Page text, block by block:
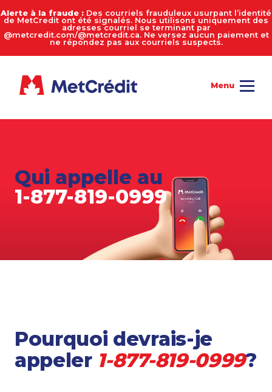
Alerte à la fraude : Des courriels frauduleux usurpant l’identité
de MetCredit ont été signalés. Nous utilisons uniquement des
adresses courriel se terminant par
@metcredit.com/@metcredit.ca. Ne versez aucun paiement et
ne répondez pas aux courriels suspects.
Qui appelle au
1-877-819-0999
Pourquoi devrais-je
appeler 1-877-819-0999?